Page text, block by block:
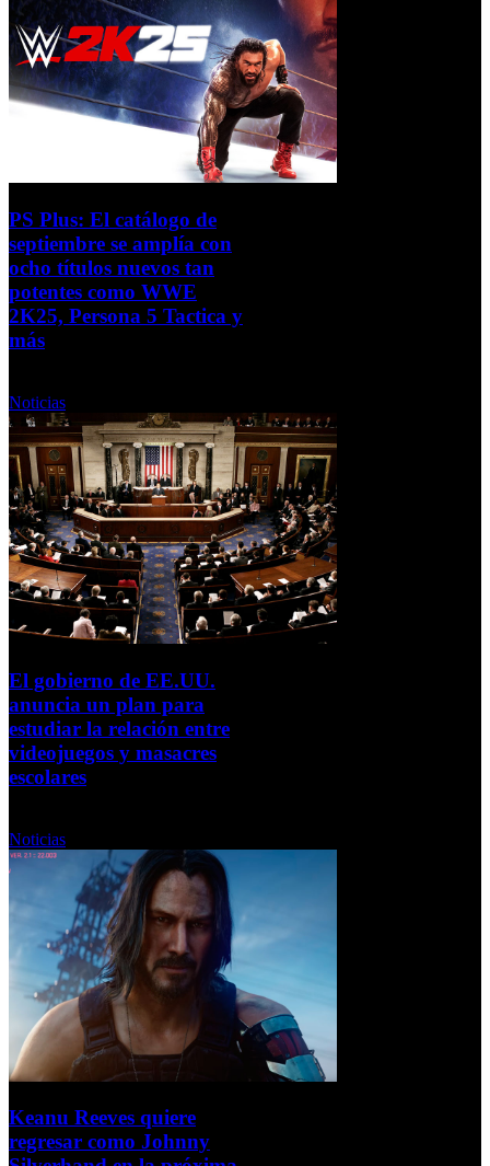
PS Plus: El catálogo de
septiembre se amplía con
ocho títulos nuevos tan
potentes como WWE
2K25, Persona 5 Tactica y
más
Noticias
El gobierno de EE.UU.
anuncia un plan para
estudiar la relación entre
videojuegos y masacres
escolares
Noticias
Keanu Reeves quiere
regresar como Johnny